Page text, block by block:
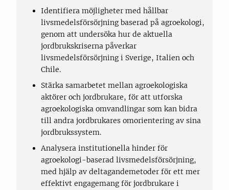
Identifiera möjligheter med hållbar
livsmedelsförsörjning baserad på agroekologi,
genom att undersöka hur de aktuella
jordbrukskriserna påverkar
livsmedelsförsörjning i Sverige, Italien och
Chile.
Stärka samarbetet mellan agroekologiska
aktörer och jordbrukare, för att utforska
agroekologiska omvandlingar som kan bidra
till andra jordbrukares omorientering av sina
jordbrukssystem.
Analysera institutionella hinder för
agroekologi-baserad livsmedelsförsörjning,
med hjälp av deltagandemetoder för ett mer
effektivt engagemang för jordbrukare i